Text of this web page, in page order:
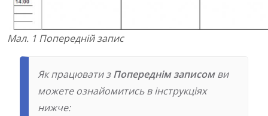
Мал. 1 Попередній запис
Як працювати зПопереднім записомви
можете ознайомитись в інструкціях
нижче: